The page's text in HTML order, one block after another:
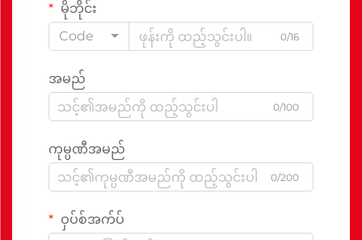
မိုဘိုင်း
Code
0/16
အမည်
0/100
ကုမ္ပဏီအမည်
0/200
ဝှပ်စ်အက်ပ်